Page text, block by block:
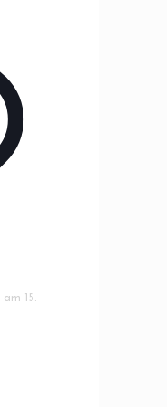
am
15.